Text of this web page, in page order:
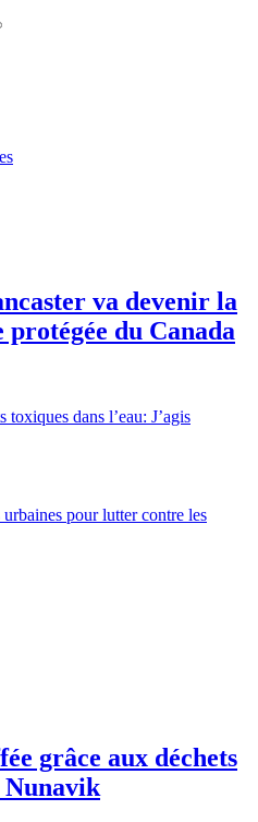
va devenir la
du Canada
dans l’eau: J’agis
pour lutter contre les
grâce aux déchets